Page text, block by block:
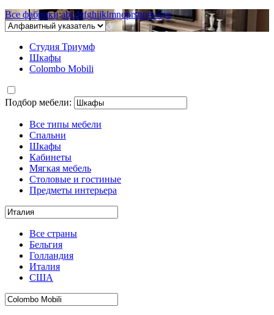
Все фабрики:abcdefghijklmnoprstuvwxyz
Студия Триумф
Шкафы
Colombo Mobili
Подбор мебели:
Все типы мебели
Спальни
Шкафы
Кабинеты
Мягкая мебель
Столовые и гостиные
Предметы интерьера
Все страны
Бельгия
Голландия
Италия
США